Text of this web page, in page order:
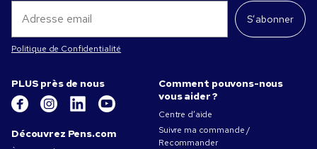
S’abonner
Politique de Confidentialité
PLUS près de nous
Découvrez Pens.com
Comment pouvons-nous
vous aider ?
Centre d’aide
Suivre ma commande /
Recommander